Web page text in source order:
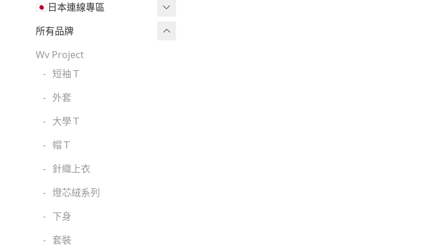
🇯🇵日本連線專區
三麗鷗現貨區任兩件免運🔥
三麗鷗
吉伊卡哇
迪士尼
魔法莓莓
角落生物
monchhichi 蒙奇奇
拉拉熊
其它
所有品牌
Wv Project
- 短袖Ｔ
- 外套
- 大學Ｔ
- 帽Ｔ
- 針織上衣
- 燈芯絨系列
- 下身
- 套裝